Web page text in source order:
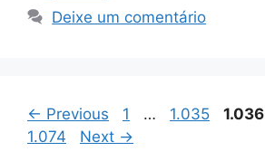
Deixe um comentário
← Previous Page
1 … Page
1.035 Page
1.036
1.074
Next →